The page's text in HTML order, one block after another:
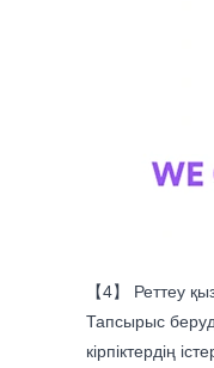
【4】 Реттеу
Тапсырыс
кірпіктердің